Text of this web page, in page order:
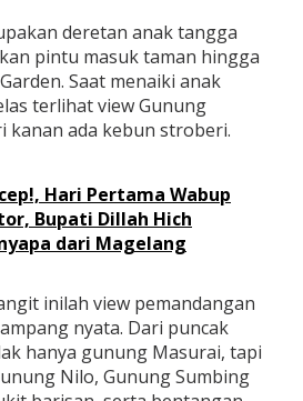
deretan anak tangga
pintu masuk taman hingga
Saat menaiki anak
terlihat view Gunung
kanan ada kebun stroberi.
Hari Pertama Wabup
Bupati Dillah Hich
dari Magelang
inilah view pemandangan
nyata. Dari puncak
hanya gunung Masurai, tapi
Nilo, Gunung Sumbing